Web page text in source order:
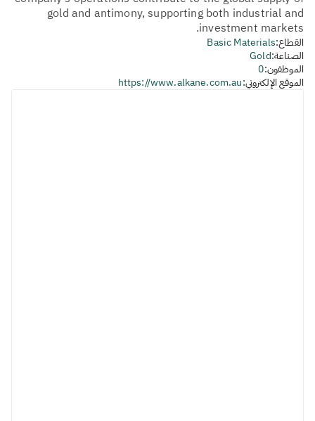
gold and antimony, supporting both industrial and
investment markets.
القطاع:Basic Materials
الصناعة:Gold
الموظفون:0
الموقع الإلكتروني:https://www.alkane.com.au